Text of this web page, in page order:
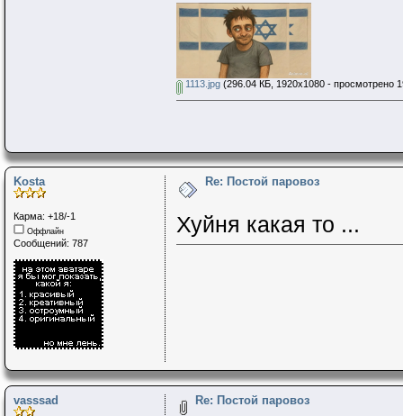
1113.jpg(296.04 КБ, 1920x1080 - просмотрено
Kosta
Карма: +18/-1
Оффлайн
Сообщений: 787
Re: Постой паровоз
Хуйня какая то ...
vasssad Re: Постой паровоз